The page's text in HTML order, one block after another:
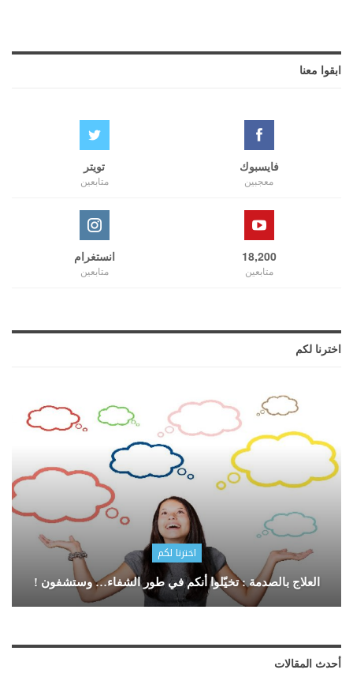
ابقوا معنا
فايسبوك
معجبين
تويتر
متابعين
18,200
متابعين
انستغرام
متابعين
اخترنا لكم
اخترنا لكم
العلاج بالصدمة : تخيّلوا أنكم في طور الشفاء… وستشفون !
أحدث المقالات